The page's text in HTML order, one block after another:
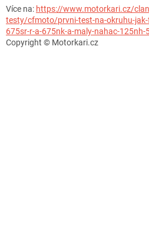
Více na: https://www.motorkari.cz/
testy/cfmoto/prvni-test-na-okruhu-
675sr-r-a-675nk-a-maly-nahac-125nh-
Copyright © Motorkari.cz